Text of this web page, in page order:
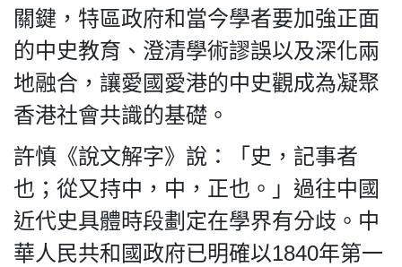
關鍵，特區政府和當今學者要加強正面
的中史教育、澄清學術謬誤以及深化兩
地融合，讓愛國愛港的中史觀成為凝聚
香港社會共識的基礎。
許慎《說文解字》說：「史，記事者
也；從又持中，中，正也。」過往中國
近代史具體時段劃定在學界有分歧。中
華人民共和國政府已明確以1840年第一